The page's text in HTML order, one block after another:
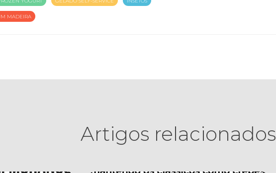
MADEIRA
Artigos relacionados